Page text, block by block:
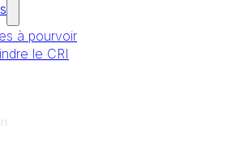
à pourvoir
le CRI